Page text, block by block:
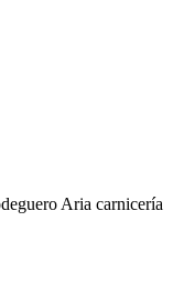
Aria carnicería